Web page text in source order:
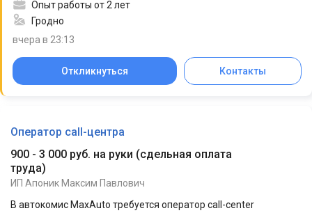
Опыт работы от 2 лет
Гродно
вчера в 23:13
Откликнуться Контакты
Оператор call-центра
900 - 3 000 руб. на руки (сдельная оплата
труда)
ИП Апоник Максим Павлович
В автокомис MaxAuto требуется оператор call-center